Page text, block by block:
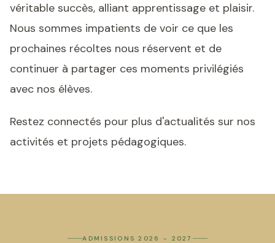
véritable succès, alliant apprentissage et plaisir.
Nous sommes impatients de voir ce que les
prochaines récoltes nous réservent et de
continuer à partager ces moments privilégiés
avec nos élèves.
Restez connectés pour plus d'actualités sur nos
activités et projets pédagogiques.
ADMISSIONS 2026 - 2027